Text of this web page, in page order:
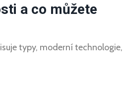
a co můžete
typy, moderní technologie,